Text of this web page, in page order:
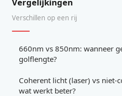
Verschillen op een rij
660nm vs 850nm: wanneer
golflengte?
Coherent licht (laser) vs niet-
wat werkt beter?